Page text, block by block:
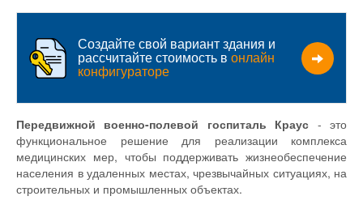
Создайте свой вариант здания и
рассчитайте стоимость в онлайн
конфигураторе
Передвижной военно-полевой госпиталь Краус - это
функциональное решение для реализации комплекса
медицинских мер, чтобы поддерживать жизнеобеспечение
населения в удаленных местах, чрезвычайных ситуациях, на
строительных и промышленных объектах.